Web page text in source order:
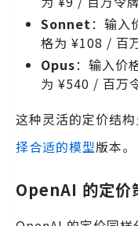
Sonnet：输入
格为 ¥108 / 百
Opus：输入价
为 ¥540 / 百万
这种灵活的定价结
择合适的模型版本。
OpenAI 的定价